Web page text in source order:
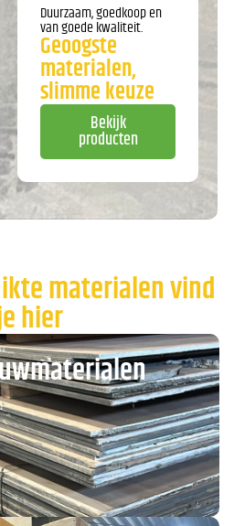
Duurzaam, goedkoop en
van goede kwaliteit.
Geoogste
materialen,
slimme keuze
Bekijk
producten
materialen vind
hier